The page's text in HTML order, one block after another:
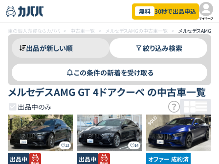
無料 30秒で出品申込
マイページ
車の個人売買ならカババ > 中古車一覧 > メルセデスAMGの中古車一覧 > メルセデスAMG
絞り込み検索
この条件の新着を受け取る
メルセデスAMG GT 4ドアクーペ の中古車一覧
出品中のみ
13
出品中
14
出品中
SOLD
オファー 成約済